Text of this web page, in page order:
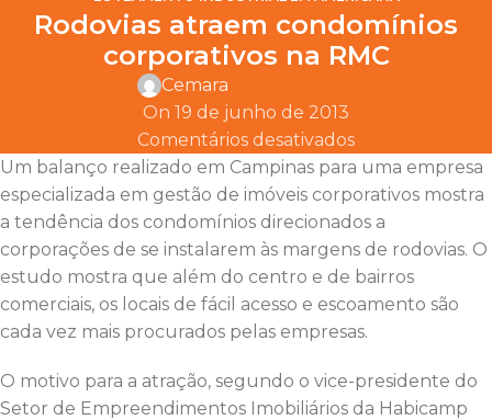
Rodovias atraem condomínios
corporativos na RMC
Cemara
On 19 de junho de 2013
Comentários desativados
Um balanço realizado em Campinas para uma empresa
especializada em gestão de imóveis corporativos mostra
a tendência dos condomínios direcionados a
corporações de se instalarem às margens de rodovias. O
estudo mostra que além do centro e de bairros
comerciais, os locais de fácil acesso e escoamento são
cada vez mais procurados pelas empresas.
O motivo para a atração, segundo o vice-presidente do
Setor de Empreendimentos Imobiliários da Habicamp